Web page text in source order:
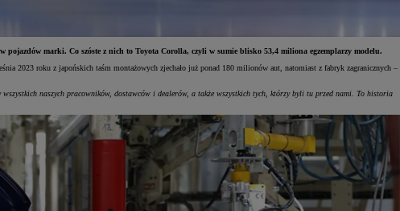
pojazdów marki. Co szóste z nich to Toyota Corolla, czyli w sumie blisko 53,4 miliona egzemplarzy modelu.
2023 roku z japońskich taśm montażowych zjechało już ponad 180 milionów aut, natomiast z fabryk zagranicznych –
naszych pracowników, dostawców i dealerów, a także wszystkich tych, którzy byli tu przed nami. To historia